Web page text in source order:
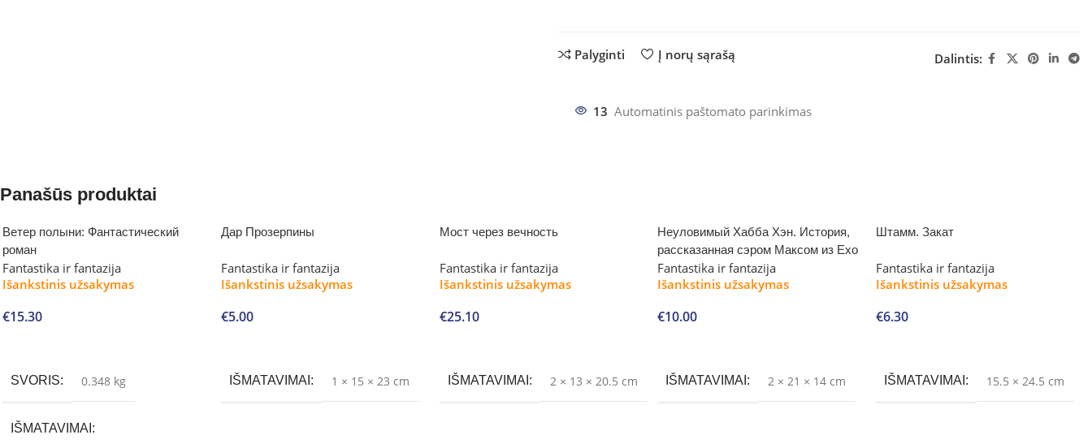
Palyginti Į norų sąrašą Dalintis:
13 Automatinis paštomato parinkimas
Panašūs produktai
Ветер полыни: Фантастический
роман
Fantastika ir fantazija
Išankstinis užsakymas
€15.30
SVORIS 0.348 kg
IŠMATAVIMAI
Дар Прозерпины
Fantastika ir fantazija
Išankstinis užsakymas
€5.00
IŠMATAVIMAI 1 × 15 × 23 cm
Мост через вечность
Fantastika ir fantazija
Išankstinis užsakymas
€25.10
IŠMATAVIMAI 2 × 13 × 20.5 cm
Неуловимый Хабба Хэн. История,
рассказанная сэром Максом из Ехо
Fantastika ir fantazija
Išankstinis užsakymas
€10.00
IŠMATAVIMAI 2 × 21 × 14 cm
Штамм. Закат
Fantastika ir fantazija
Išankstinis užsakymas
€6.30
IŠMATAVIMAI 15.5 × 24.5 cm